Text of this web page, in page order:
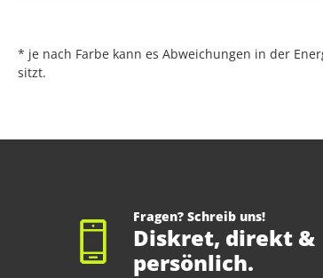
* je nach Farbe kann es Abweichungen in der
sitzt.
Fragen? Schreib uns!
Diskret, direkt &
persönlich.